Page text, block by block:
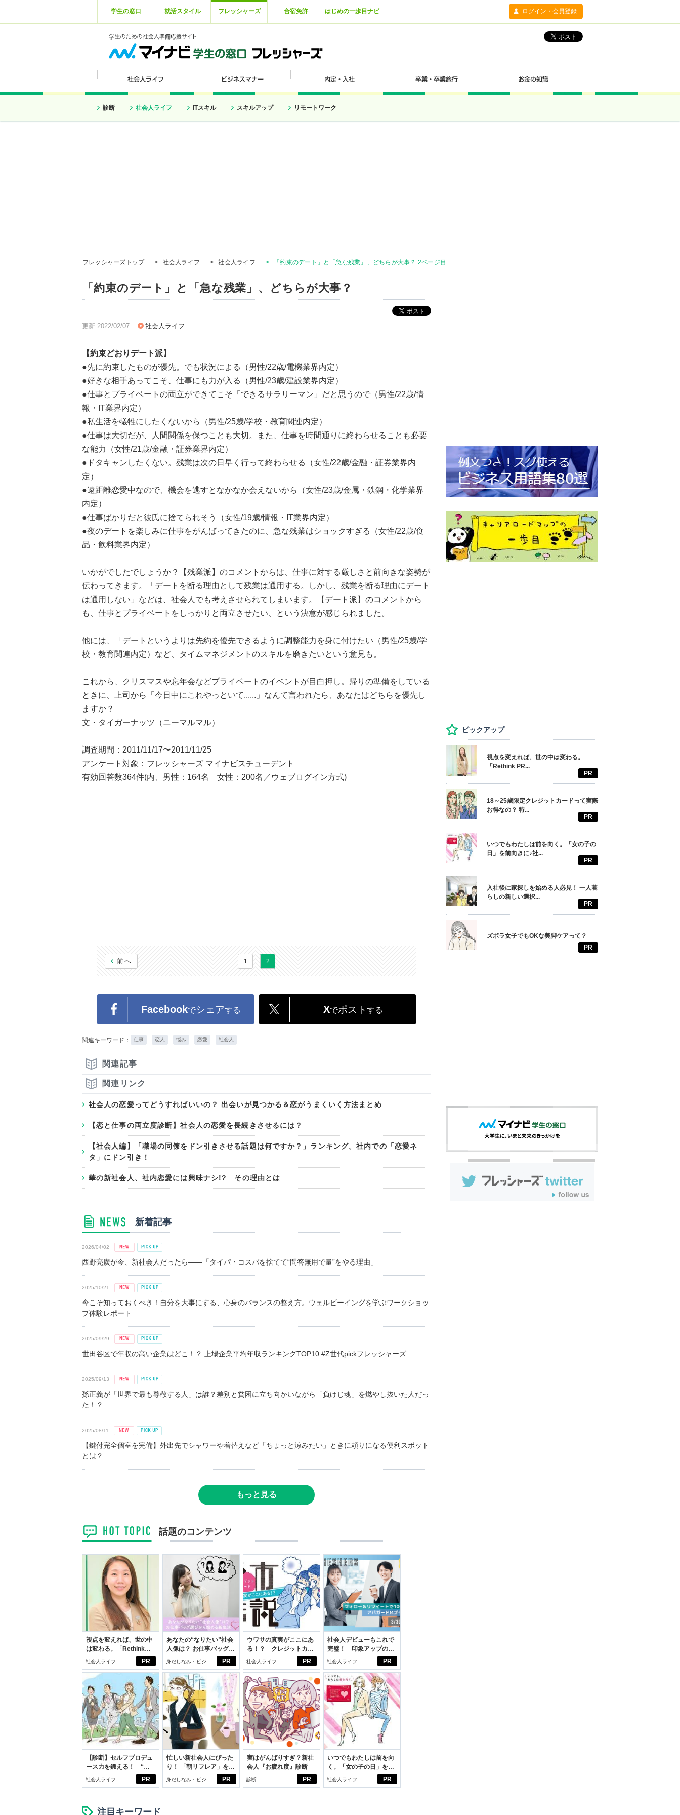
学生の窓口 就活スタイル フレッシャーズ 合宿免許 はじめの一歩目ナビ ログイン・会員登録
診断 社会人ライフ ITスキル スキルアップ リモートワーク
フレッシャーズトップ > 社会人ライフ > 社会人ライフ > 「約束のデート」と「急な残業」、どちらが大事？ 2ページ目
「約束のデート」と「急な残業」、どちらが大事？
更新:2022/02/07 社会人ライフ
【約束どおりデート派】
●先に約束したものが優先。でも状況による（男性/22歳/電機業界内定）
●好きな相手あってこそ、仕事にも力が入る（男性/23歳/建設業界内定）
●仕事とプライベートの両立ができてこそ「できるサラリーマン」だと思うので（男性/22歳/情
報・IT業界内定）
●私生活を犠牲にしたくないから（男性/25歳/学校・教育関連内定）
●仕事は大切だが、人間関係を保つことも大切。また、仕事を時間通りに終わらせることも必要
な能力（女性/21歳/金融・証券業界内定）
●ドタキャンしたくない。残業は次の日早く行って終わらせる（女性/22歳/金融・証券業界内
定）
●遠距離恋愛中なので、機会を逃すとなかなか会えないから（女性/23歳/金属・鉄鋼・化学業界
内定）
●仕事ばかりだと彼氏に捨てられそう（女性/19歳/情報・IT業界内定）
●夜のデートを楽しみに仕事をがんばってきたのに、急な残業はショックすぎる（女性/22歳/食
品・飲料業界内定）
いかがでしたでしょうか？【残業派】のコメントからは、仕事に対する厳しさと前向きな姿勢が
伝わってきます。「デートを断る理由として残業は通用する。しかし、残業を断る理由にデート
は通用しない」などは、社会人でも考えさせられてしまいます。【デート派】のコメントから
も、仕事とプライベートをしっかりと両立させたい、という決意が感じられました。
他には、「デートというよりは先約を優先できるように調整能力を身に付けたい（男性/25歳/学
校・教育関連内定）など、タイムマネジメントのスキルを磨きたいという意見も。
これから、クリスマスや忘年会などプライベートのイベントが目白押し。帰りの準備をしている
ときに、上司から「今日中にこれやっといて......」なんて言われたら、あなたはどちらを優先し
ますか？
文・タイガーナッツ（ニーマルマル）
調査期間：2011/11/17〜2011/11/25
アンケート対象：フレッシャーズ マイナビスチューデント
有効回答数364件(内、男性：164名 女性：200名／ウェブログイン方式)
前へ 1 2
Facebookでシェアする Xでポスト する
関連キーワード： 仕事 恋人 悩み 恋愛 社会人
関連記事
関連リンク
社会人の恋愛ってどうすればいいの？ 出会いが見つかる＆恋がうまくいく方法まとめ
【恋と仕事の両立度診断】社会人の恋愛を長続きさせるには？
【社会人編】「職場の同僚をドン引きさせる話題は何ですか？」ランキング。社内での「恋愛ネ
タ」にドン引き！
華の新社会人、社内恋愛には興味ナシ!? その理由とは
新着記事
2026/04/02
西野亮廣が今、新社会人だったら――「タイパ・コスパを捨てて“問答無用で量”をやる理由」
2025/10/21
今こそ知っておくべき！自分を大事にする、心身のバランスの整え方。ウェルビーイングを学ぶワークショッ
プ体験レポート
2025/09/29
世田谷区で年収の高い企業はどこ！？ 上場企業平均年収ランキングTOP10 #Z世代pickフレッシャーズ
2025/09/13
孫正義が「世界で最も尊敬する人」は誰？差別と貧困に立ち向かいながら「負けじ魂」を燃やし抜いた人だっ
た！？
2025/08/11
【鍵付完全個室を完備】外出先でシャワーや着替えなど「ちょっと涼みたい」ときに頼りになる便利スポット
とは？
もっと見る
話題のコンテンツ
PR
視点を変えれば、世の中
は変わる。「Rethink
PROJECT」がつたえた
社会人ライフ PR
あなたの“なりたい”社会
人像は？ お仕事バッグ選
びから始める新生活
身だしなみ・ビジネ
スアイテム
PR
ウワサの真実がここにあ
る！？ クレジットカー
ドの都市伝説
社会人ライフ PR
社会人デビューもこれで
完璧！ 印象アップのセ
ルフプロデュース術
社会人ライフ
PR
【診断】セルフプロデュ
ース力を鍛える！ “ジ
ブン観”診断
社会人ライフ PR
忙しい新社会人にぴった
り！ 「朝リフレア」をは
じめよう。しっかりニオ
イケアして24時間快適。
身だしなみ・ビジネ
スアイテム
PR
実はがんばりすぎ？新社
会人『お疲れ度』診断
診断 PR
いつでもわたしは前を向
く。「女の子の日」を前
向きに♪社会人エリ・大
社会人ライフ
注目キーワード
ピックアップ
視点を変えれば、世の中は変わる。
「Rethink PR...
PR
18～25歳限定クレジットカードって実際
お得なの？ 特...
PR
いつでもわたしは前を向く。「女の子の
日」を前向きに♪社...
PR
入社後に家探しを始める人必見！ 一人暮
らしの新しい選択...
PR
ズボラ女子でもOKな美脚ケアって？
PR